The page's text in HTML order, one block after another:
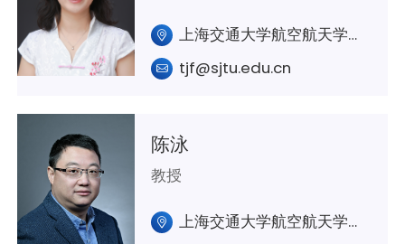
上海交通大学航空航天学院A402室
tjf@sjtu.edu.cn
陈泳
教授
上海交通大学航空航天学院A336室